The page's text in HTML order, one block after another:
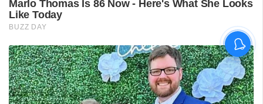
സ്വീകരണം;
രോഗികൾക്കുണ്ടായ
ബുദ്ധിമുട്ടിൽ
ആരോഗ്യമന്ത്രിയുടെ
നിലപാട് തേടി
ഡിവൈഎഫ്‌ഐ